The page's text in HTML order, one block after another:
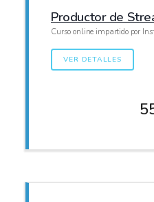
Productor de
Curso online impartido por
VER DETALLES